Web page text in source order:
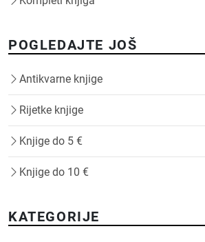
POGLEDAJTE JOŠ
Antikvarne knjige
Rijetke knjige
Knjige do 5 €
Knjige do 10 €
KATEGORIJE